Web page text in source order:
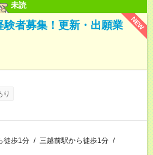
未読
NEW
験者募集！更新・出願業
り
徒歩1分 / 三越前駅から徒歩1分 /